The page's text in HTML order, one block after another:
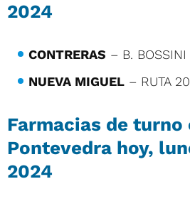
2024
CONTRERAS – B. BOSSINI
NUEVA MIGUEL – RUTA
Farmacias de turno
Pontevedra hoy,
2024